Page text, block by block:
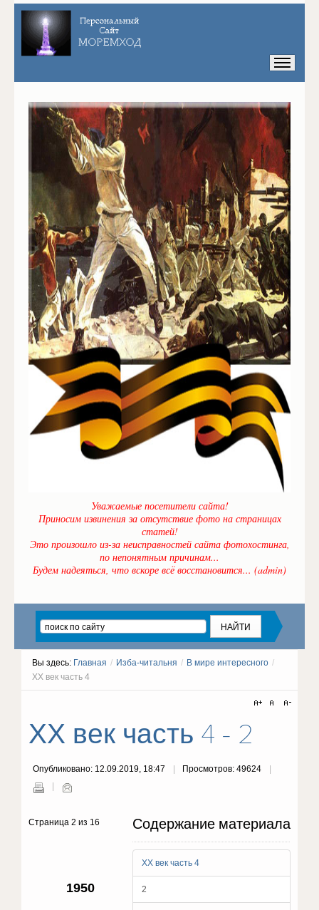
Уважаемые посетители сайта!
Приносим извинения за отсутствие фото на страницах
статей!
Это произошло из-за неисправностей сайта фотохостинга,
по непонятным причинам...
Будем надеяться, что вскоре всё восстановится... (admin)
Вы здесь: Главная / Изба-читальня / В мире интересного /
ХХ век часть 4
ХХ век часть 4 - 2
Опубликовано: 12.09.2019, 18:47 Просмотров: 49624
Содержание материала
ХХ век часть 4
2
Страница 2 из 16
1950